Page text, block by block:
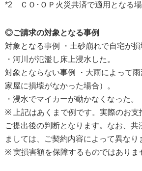
*2 ＣＯ･ＯＰ火災共済で適用となる場
◎ご請求の対象となる事例
対象となる事例 ・土砂崩れで自宅が損
・河川が氾濫し床上浸水した。
対象とならない事例 ・大雨によって
家屋に損壊がなかった場合）。
・浸水でマイカーが動かなくなった。
※ 上記はあくまで例です。実際のお支
ご提出後の判断となります。なお、共
ましては、ご契約内容によって異なり
※ 実損害額を保障するものではありま